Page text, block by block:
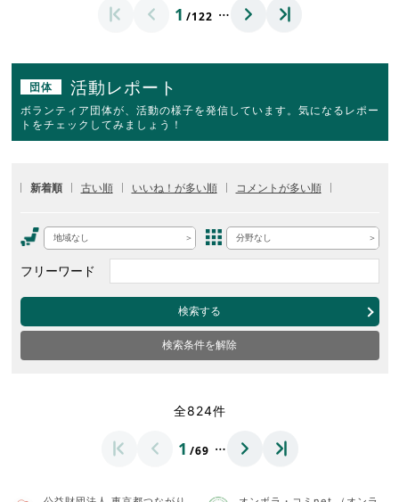
1 /122 …
団体 活動レポート
ボランティア団体が、活動の様子を発信しています。気になるレポー
トをチェックしてみましょう！
新着順 古い順 いいね！が多い順 コメントが多い順
地域なし 分野なし
フリーワード
検索する
検索条件を解除
全824件
1 /69 …